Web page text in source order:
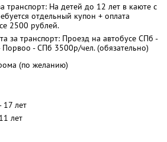
транспорт: На детей до 12 лет в каюте с
отдельный купон + оплата
2500 рублей.
за транспорт: Проезд на автобусе СПб -
Порвоо - СПб 3500р/чел. (обязательно)
(по желанию)
17 лет
лет